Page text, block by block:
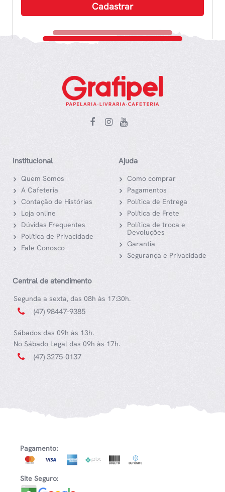
Institucional
Quem Somos
A Cafeteria
Contação de Histórias
Loja online
Dúvidas Frequentes
Política de Privacidade
Fale Conosco
Ajuda
Como comprar
Pagamentos
Política de Entrega
Política de Frete
Política de troca e
Devoluções
Garantia
Segurança e Privacidade
Central de atendimento
Segunda a sexta, das 08h às 17:30h.
(47) 98447-9385
Sábados das 09h às 13h.
No Sábado Legal das 09h às 17h.
(47) 3275-0137
Pagamento:
Site Seguro: